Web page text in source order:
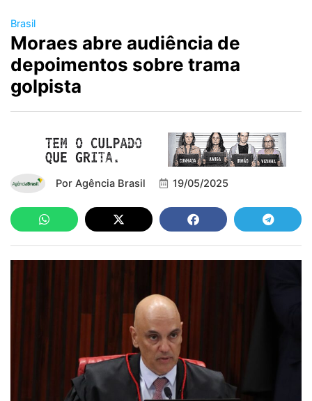
Brasil
Moraes abre audiência de
depoimentos sobre trama
golpista
Por Agência Brasil 19/05/2025